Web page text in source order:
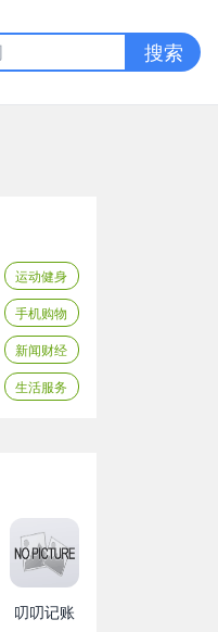
搜索
运动健身
手机购物
新闻财经
生活服务
叨叨记账